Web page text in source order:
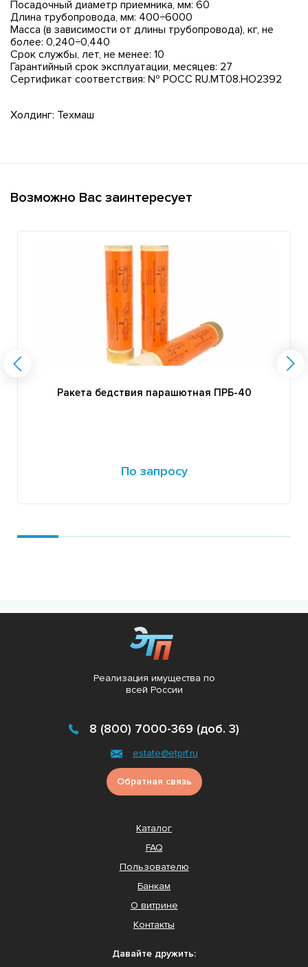
Посадочный диаметр приемника, мм: 60
Длина трубопровода, мм: 400÷6000
Масса (в зависимости от длины трубопровода), кг, не
более: 0,240÷0,440
Срок службы, лет, не менее: 10
Гарантийный срок эксплуатации, месяцев: 27
Сертификат соответствия: № РОСС RU.МТ08.НО2392
Холдинг: Техмаш
Возможно Вас заинтересует
Ракета бедствия парашютная ПРБ-40
По запросу
Реализация имущества по
всей России
8 (800) 7000-369 (доб. 3)
estate@etprf.ru
Обратная связь
Каталог
FAQ
Пользователю
Банкам
О витрине
Контакты
Давайте дружить: